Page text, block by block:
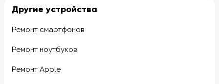
Другие устройства
Ремонт смартфонов
Ремонт ноутбуков
Ремонт Apple